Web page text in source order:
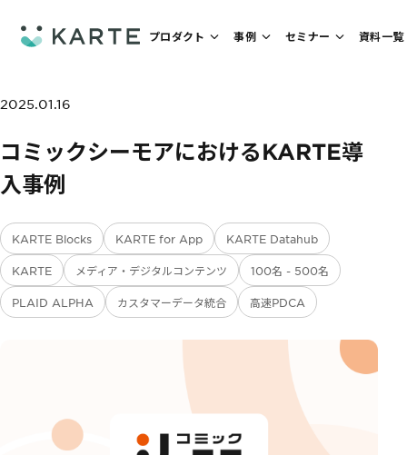
プロダクト 事例 セミナー 資料一覧
2025.01.16
コミックシーモアにおけるKARTE導
入事例
KARTE Blocks KARTE for App KARTE Datahub
KARTE メディア・デジタルコンテンツ 100名 - 500名
PLAID ALPHA カスタマーデータ統合 高速PDCA